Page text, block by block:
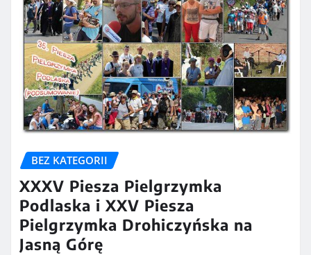
BEZ KATEGORII
XXXV Piesza Pielgrzymka
Podlaska i XXV Piesza
Pielgrzymka Drohiczyńska na
Jasną Górę